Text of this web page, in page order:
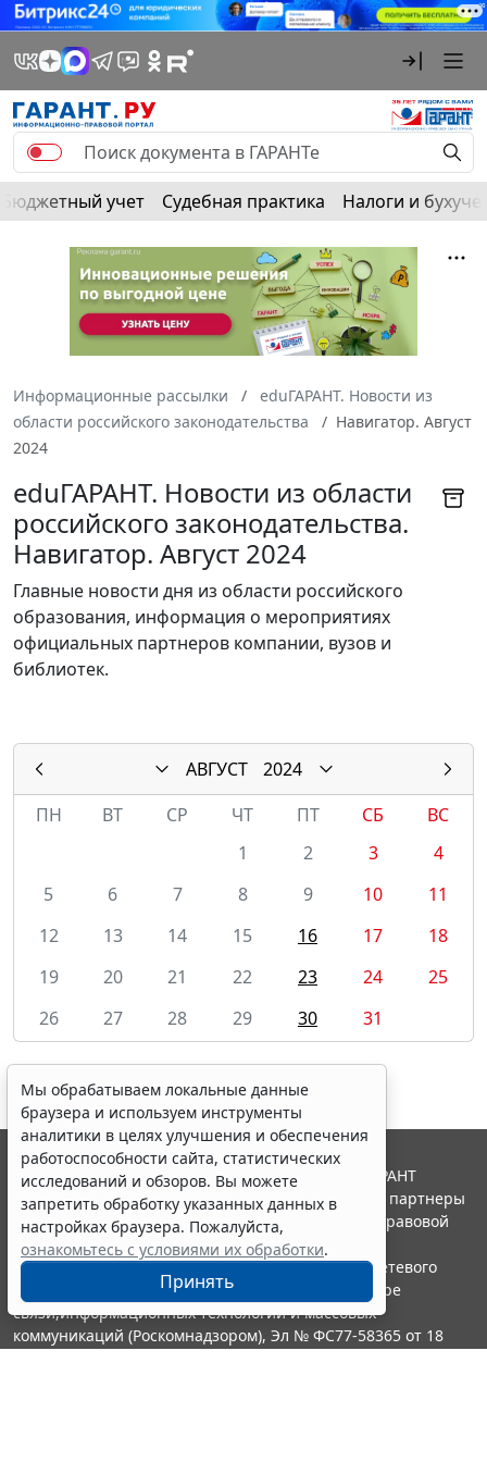
Бюджетный учет Судебная практика Налоги и
Информационные рассылки
eduГАРАНТ. Новости из
области российского законодательства
Навигатор. Август
2024
eduГАРАНТ. Новости из области
российского законодательства.
Навигатор. Август 2024
Главные новости дня из области российского
образования, информация о мероприятиях
официальных партнеров компании, вузов и
библиотек.
АВГУСТ
2024
ПН
ВТ СР ЧТ ПТ СБ
ВС
1
2 3
4
5
6 7 8 9 10
11
12
13 14 15 16 17
18
19
20 21 22 23 24
25
26
27 28 29 30 31
Мы обрабатываем локальные данные
браузера и используем инструменты
аналитики в целях улучшения и обеспечения
работоспособности сайта, статистических
исследований и обзоров. Вы можете
запретить обработку указанных данных в
настройках браузера. Пожалуйста,
ознакомьтесь с условиями их обработки.
Принять
© ООО "НПП "ГАРАНТ-СЕРВИС", 2026. Система ГАРАНТ
выпускается с 1990 года. Компания "Гарант" и ее партнеры
являются участниками Российской ассоциации правовой
информации ГАРАНТ.
Портал ГАРАНТ.РУ зарегистрирован в качестве сетевого
издания Федеральной службой по надзору в сфере
связи,информационных технологий и массовых
коммуникаций (Роскомнадзором), Эл № ФС77-58365 от 18